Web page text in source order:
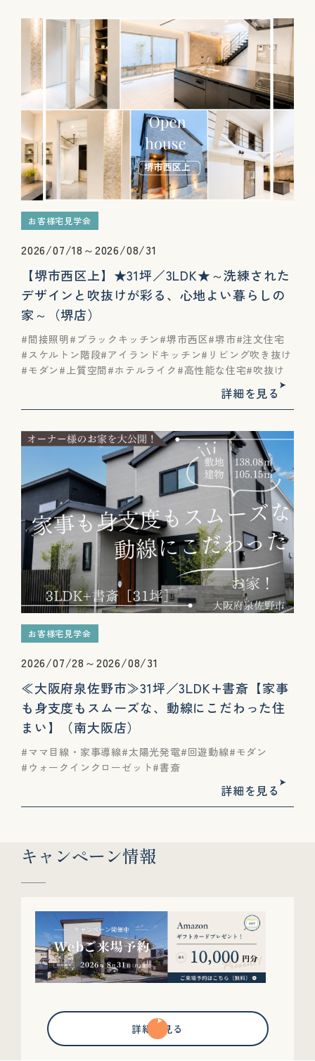
お客様宅見学会
2026/07/18～2026/08/31
【堺市西区上】★31坪／3LDK★～洗練された
デザインと吹抜けが彩る、心地よい暮らしの
家～（堺店）
間接照明 ブラックキッチン 堺市西区 堺市 注文住宅
スケルトン階段 アイランドキッチン
リビング吹き抜け
モダン
上質空間 ホテルライク 高性能な住宅 吹抜け
詳細を見る
お客様宅見学会
2026/07/28～2026/08/31
≪大阪府泉佐野市≫31坪／3LDK+書斎【家事
も身支度もスムーズな、動線にこだわった住
まい】（南大阪店）
ママ目線・家事導線 太陽光発電 回遊動線 モダン
ウォークインクローゼット
書斎
詳細を見る
キャンペーン情報
詳細を見る